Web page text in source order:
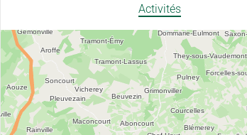
Activités